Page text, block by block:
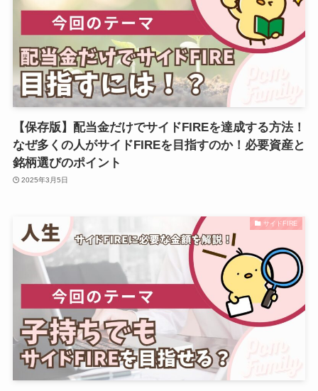
【保存版】配当金だけでサイドFIREを達成する方法！
なぜ多くの人がサイドFIREを目指すのか！必要資産と
銘柄選びのポイント
2025年3月5日
サイドFIRE